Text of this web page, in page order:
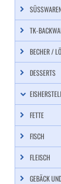
SÜSSWAREN
TK-
BECHER /
DESSERTS
FETTE
FISCH
FLEISCH
GEBÄCK